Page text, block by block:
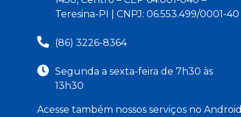
Teresina-PI | CNPJ: 06.553.499/0001-40
(86) 3226-8364
Segunda a sexta-feira de 7h30 às
13h30
Acesse também nossos serviços no Android